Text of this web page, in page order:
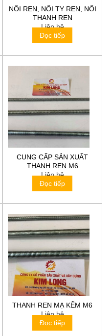
NỐI REN, NỐI TY REN, NỐI
THANH REN
Liên hệ
Đọc tiếp
CUNG CẤP SẢN XUẤT
THANH REN M6
Liên hệ
Đọc tiếp
THANH REN MẠ KẼM M6
Liên hệ
Đọc tiếp